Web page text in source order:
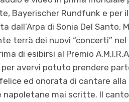
Bayerischer Rundfunk e per
dall’Arpa di Sonia Del
terrà dei nuovi “concerti”
di esibirsi al Premio
avervi potuto prendere
ed onorata di cantare
napoletane mai scritte. Il